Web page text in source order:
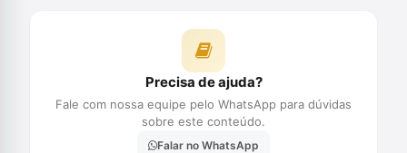
Precisa de ajuda?
Fale com nossa equipe pelo WhatsApp para dúvidas
sobre este conteúdo.
Falar no WhatsApp